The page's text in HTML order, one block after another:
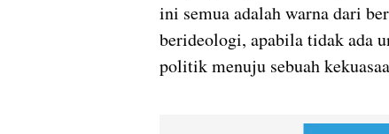
ini semua adalah warna dari
berideologi, apabila tidak ada
politik menuju sebuah